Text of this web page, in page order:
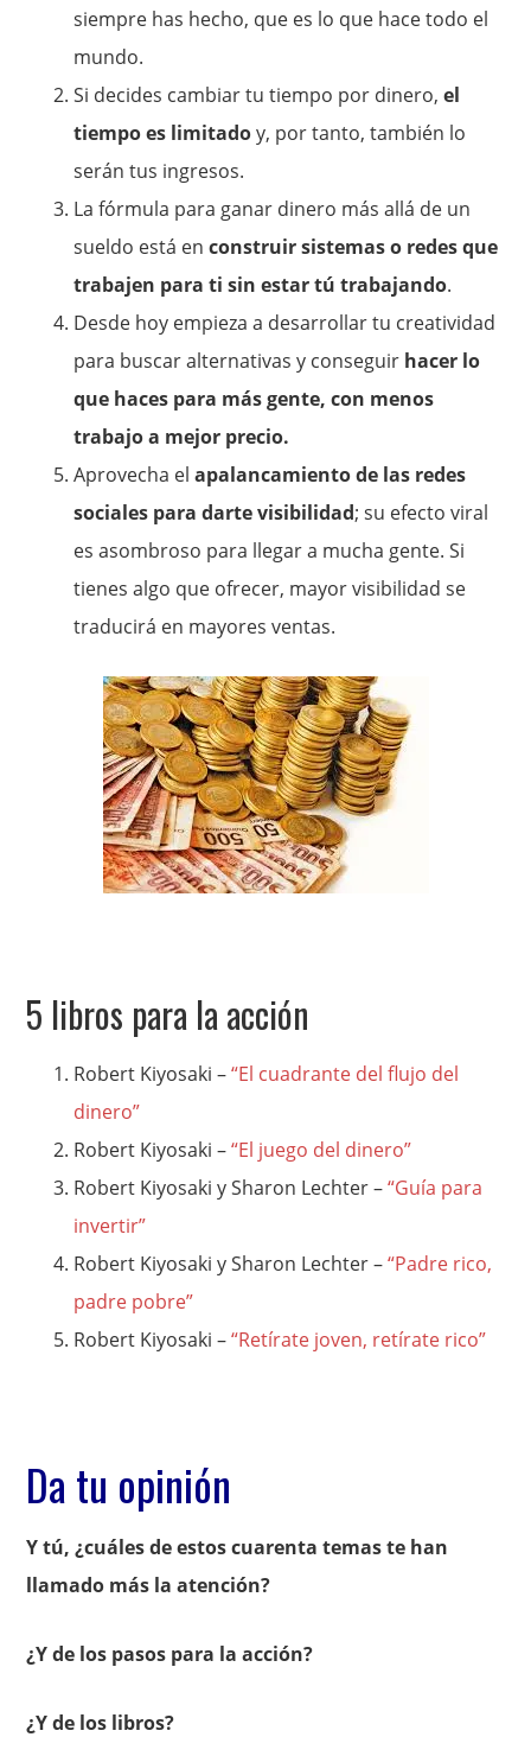
siempre has hecho, que es lo que hace todo el
mundo.
Si decides cambiar tu tiempo por dinero,el
tiempo es limitadoy, por tanto, también lo
serán tus ingresos.
La fórmula para ganar dinero más allá de un
sueldo está enconstruir sistemas o redes que
trabajen para ti sin estar tú trabajando.
Desde hoy empieza a desarrollar tu creatividad
para buscar alternativas y conseguir hacer lo
que haces para más gente, con menos
trabajo a mejor precio.
Aprovecha el apalancamiento de las redes
sociales para darte visibilidad; su efecto viral
es asombroso para llegar a mucha gente. Si
tienes algo que ofrecer, mayor visibilidad se
traducirá en mayores ventas.
5 libros para la acción
Robert Kiyosaki –“El cuadrante del flujo del
dinero”
Robert Kiyosaki –“El juego del dinero”
Robert Kiyosaki y Sharon Lechter –“Guía para
invertir”
Robert Kiyosaki y Sharon Lechter –“Padre rico,
padre pobre”
Robert Kiyosaki –“Retírate joven, retírate rico”
Da tu opinión
Y tú, ¿cuáles de estos cuarenta temas te han
llamado más la atención?
¿Y de los pasos para la acción?
¿Y de los libros?